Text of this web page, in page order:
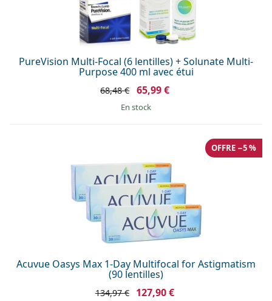
PureVision Multi-Focal (6 lentilles) + Solunate Multi-
Purpose 400 ml avec étui
68,48 € 65,99 €
en stock
Acuvue Oasys Max 1-Day Multifocal for Astigmatism
(90 lentilles)
OFFRE −5 %
134,97 € 127,90 €